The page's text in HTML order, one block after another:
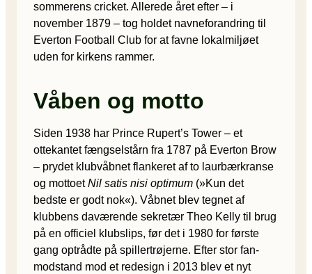
sommerens cricket. Allerede året efter – i
november 1879 – tog holdet navneforandring til
Everton Football Club for at favne lokalmiljøet
uden for kirkens rammer.
Våben og motto
Siden 1938 har Prince Rupert’s Tower – et
ottekantet fængselstårn fra 1787 på Everton Brow
– prydet klubvåbnet flankeret af to laurbærkranse
og mottoetNil satis nisi optimum (»Kun det
bedste er godt nok«). Våbnet blev tegnet af
klubbens daværende sekretær Theo Kelly til brug
på en officiel klubslips, før det i 1980 for første
gang optrådte på spillertrøjerne. Efter stor fan-
modstand mod et redesign i 2013 blev et nyt